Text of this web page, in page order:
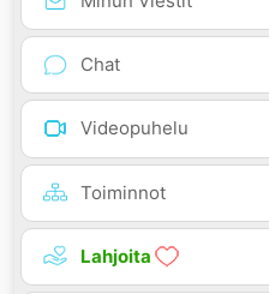
Chat
Videopuhelu
Toiminnot
Lahjoita